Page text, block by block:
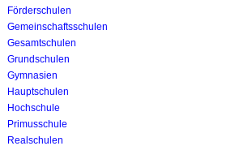
Förderschulen
Gemeinschaftsschulen
Gesamtschulen
Grundschulen
Gymnasien
Hauptschulen
Hochschule
Primusschule
Realschulen